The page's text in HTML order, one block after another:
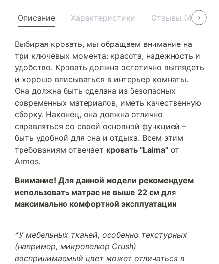
Описание Характеристики Отзывы (40)
Выбирая кровать, мы обращаем внимание на
три ключевых момента: красота, надежность и
удобство. Кровать должна эстетично выглядеть
и хорошо вписываться в интерьер комнаты.
Она должна быть сделана из безопасных
современных материалов, иметь качественную
сборку. Наконец, она должна отлично
справляться со своей основной функцией –
быть удобной для сна и отдыха. Всем этим
требованиям отвечает кровать "Laima" от
Armos.
Внимание! Для данной модели рекомендуем
использовать матрас не выше 22 см для
максимально комфортной эксплуатации
*У мебельных тканей, особенно текстурных
(например, микровелюр Crush)
воспринимаемый цвет может отличаться в